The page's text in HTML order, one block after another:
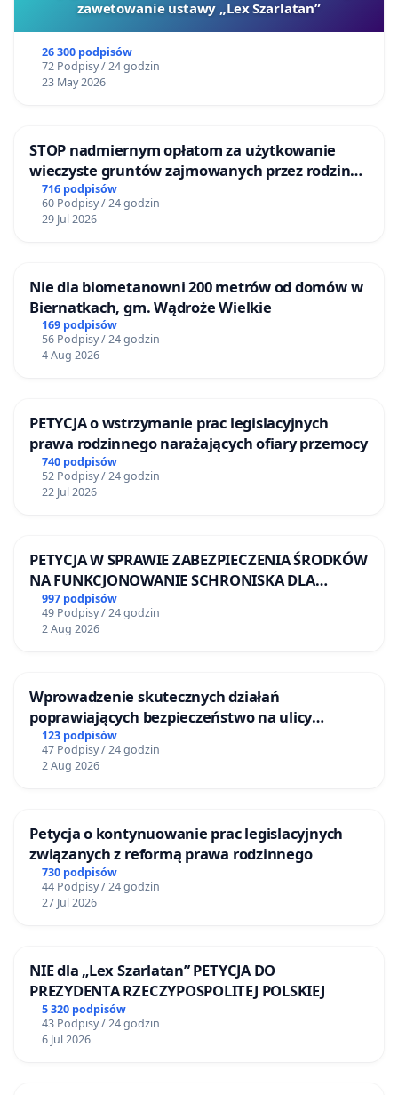
zawetowanie ustawy „Lex Szarlatan”
26 300 podpisów
72 Podpisy / 24 godzin
23 May 2026
STOP nadmiernym opłatom za użytkowanie
wieczyste gruntów zajmowanych przez rodzinne
ogrody działkowe.
716 podpisów
60 Podpisy / 24 godzin
29 Jul 2026
Nie dla biometanowni 200 metrów od domów w
Biernatkach, gm. Wądroże Wielkie
169 podpisów
56 Podpisy / 24 godzin
4 Aug 2026
PETYCJA o wstrzymanie prac legislacyjnych
prawa rodzinnego narażających ofiary przemocy
740 podpisów
52 Podpisy / 24 godzin
22 Jul 2026
PETYCJA W SPRAWIE ZABEZPIECZENIA ŚRODKÓW
NA FUNKCJONOWANIE SCHRONISKA DLA
BEZDOMNYCH ZWIERZĄT W SKARYSZEWIE
997 podpisów
49 Podpisy / 24 godzin
2 Aug 2026
Wprowadzenie skutecznych działań
poprawiających bezpieczeństwo na ulicy
Żeromskiego w Otwocku
123 podpisów
47 Podpisy / 24 godzin
2 Aug 2026
Petycja o kontynuowanie prac legislacyjnych
związanych z reformą prawa rodzinnego
730 podpisów
44 Podpisy / 24 godzin
27 Jul 2026
NIE dla „Lex Szarlatan” PETYCJA DO
PREZYDENTA RZECZYPOSPOLITEJ POLSKIEJ
5 320 podpisów
43 Podpisy / 24 godzin
6 Jul 2026